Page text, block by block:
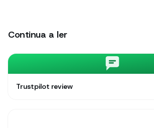
Continua a ler
Trustpilot review